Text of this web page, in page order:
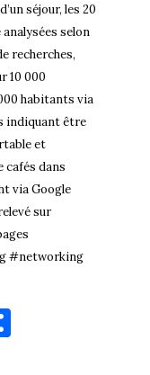
séjour, les 20
selon
recherches,
10 000
habitants via
indiquant être
et
cafés dans
via Google
sur
#networking
Pa